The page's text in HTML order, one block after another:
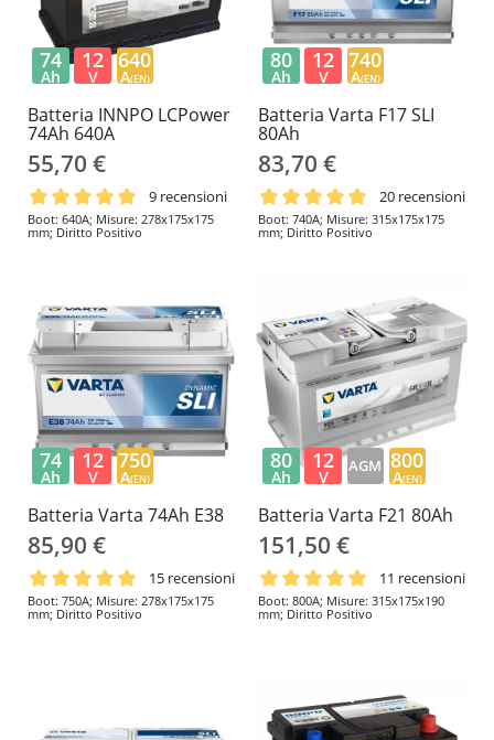
Batteria INNPO LCPower
74Ah 640A
55,70 €
9 recensioni
Boot: 640A; Misure: 278x175x175
mm; Diritto Positivo
74
Ah
12
V
640
A(EN)
Batteria Varta F17 SLI
80Ah
83,70 €
20 recensioni
Boot: 740A; Misure: 315x175x175
mm; Diritto Positivo
80
Ah
12
V
740
A(EN)
Batteria Varta 74Ah E38
85,90 €
15 recensioni
Boot: 750A; Misure: 278x175x175
mm; Diritto Positivo
74
Ah
12
V
750
A(EN)
Batteria Varta F21 80Ah
151,50 €
11 recensioni
Boot: 800A; Misure: 315x175x190
mm; Diritto Positivo
80
Ah
12
V
AGM 800
A(EN)